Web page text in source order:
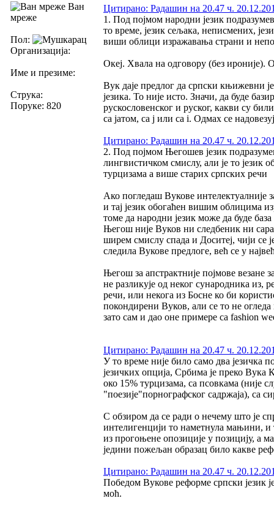
Ван
мреже
Пол:
Организација:
Име и презиме:
Струка:
Поруке: 820
Цитирано: Радашин на 20.47 ч.
1. Под појмом народни језик
то време, језик сељака, неписмених,
виши облици изражавања страни и
Океј. Хвала на одговору (без ироније).
Вук даје предлог да српски књижевни
језика. То није исто. Значи, да буде
рускословенског и руског, какви су
са јатом, са ј или са i. Одмах се
Цитирано: Радашин на 20.47 ч.
2. Под појмом Његошев језик
лингвистичком смислу, али је то
турцизама а више старих српских речи
Ако погледаш Вукове интелектуалније
и тај језик обогаћен вишим облицима
томе да народни језик може да буде
Његош није Вуков ни следбеник ни
ширем смислу спада и Доситеј, чији се
следила Вукове предлоге, већ се у
Његош за апстрактније појмове везане
не разликује од неког сународника из,
речи, или некога из Босне ко би
покондирени Вуков, али се то не
зато сам и дао оне примере са fashion
Цитирано: Радашин на 20.47 ч.
У то време није било само два језичка
језичких опција, Србима је преко Вука
око 15% турцизама, са псовкама (није
"поезије"порнографског садржаја), са
С обзиром да се ради о нечему што је
интелигенцији то наметнула мањини, и
из прогоњене опозиције у позицију, а
једини пожељан образац било какве
Цитирано: Радашин на 20.47 ч.
Победом Вукове реформе српски језик
моћ.